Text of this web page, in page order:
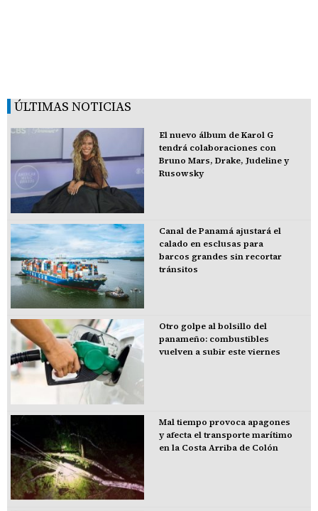
ÚLTIMAS NOTICIAS
El nuevo álbum de Karol G
tendrá colaboraciones con
Bruno Mars, Drake, Judeline y
Rusowsky
Canal de Panamá ajustará el
calado en esclusas para
barcos grandes sin recortar
tránsitos
Otro golpe al bolsillo del
panameño: combustibles
vuelven a subir este viernes
Mal tiempo provoca apagones
y afecta el transporte marítimo
en la Costa Arriba de Colón